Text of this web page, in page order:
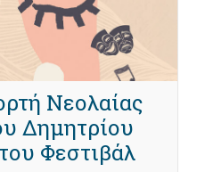
Νεολαίας
Δημητρίου
Φεστιβάλ